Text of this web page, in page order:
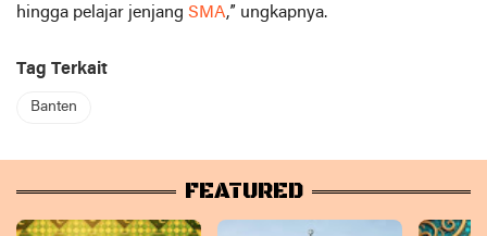
hingga pelajar jenjang SMA,” ungkapnya.
Tag Terkait
Banten
FEATURED